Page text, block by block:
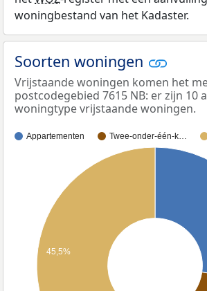
woningbestand van het Kadaster.
Soorten woningen
Vrijstaande woningen komen het
postcodegebied 7615 NB: er zijn 10
woningtype vrijstaande woningen.
Appartementen Twee-onder-één-k…
45,5%